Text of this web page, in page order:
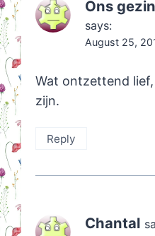
Ons
says:
August 25,
Wat ontzettend
zijn.
Reply
Chantal